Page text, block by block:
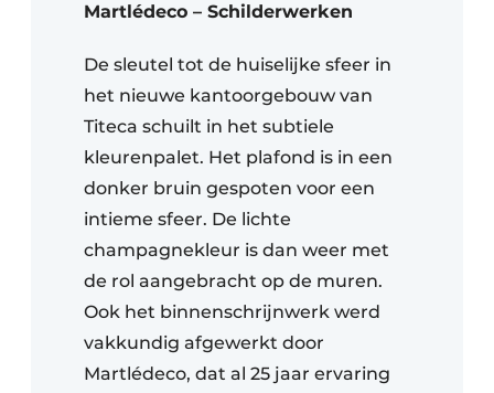
Martlédeco – Schilderwerken
De sleutel tot de huiselijke sfeer in
het nieuwe kantoorgebouw van
Titeca schuilt in het subtiele
kleurenpalet. Het plafond is in een
donker bruin gespoten voor een
intieme sfeer. De lichte
champagnekleur is dan weer met
de rol aangebracht op de muren.
Ook het binnenschrijnwerk werd
vakkundig afgewerkt door
Martlédeco, dat al 25 jaar ervaring